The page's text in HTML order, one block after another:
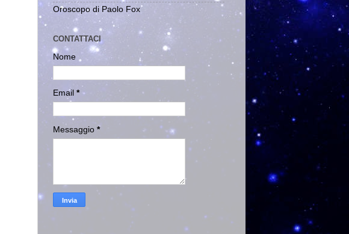
Oroscopo di Paolo Fox
CONTATTACI
Nome
Email *
Messaggio *